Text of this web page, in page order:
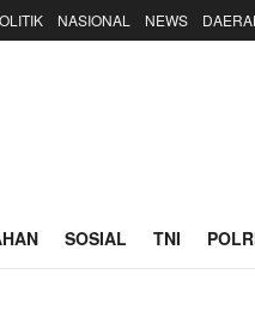
NASIONAL NEWS
SOSIAL TNI